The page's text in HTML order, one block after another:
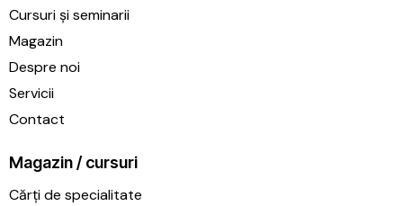
Cursuri și seminarii
Magazin
Despre noi
Servicii
Contact
Magazin / cursuri
Cărți de specialitate